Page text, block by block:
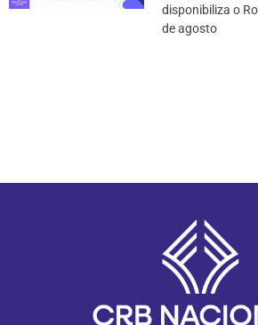
disponibiliza o
de agosto